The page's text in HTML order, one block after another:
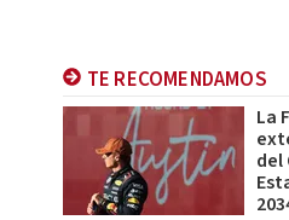
TE RECOMENDAMOS
La
del